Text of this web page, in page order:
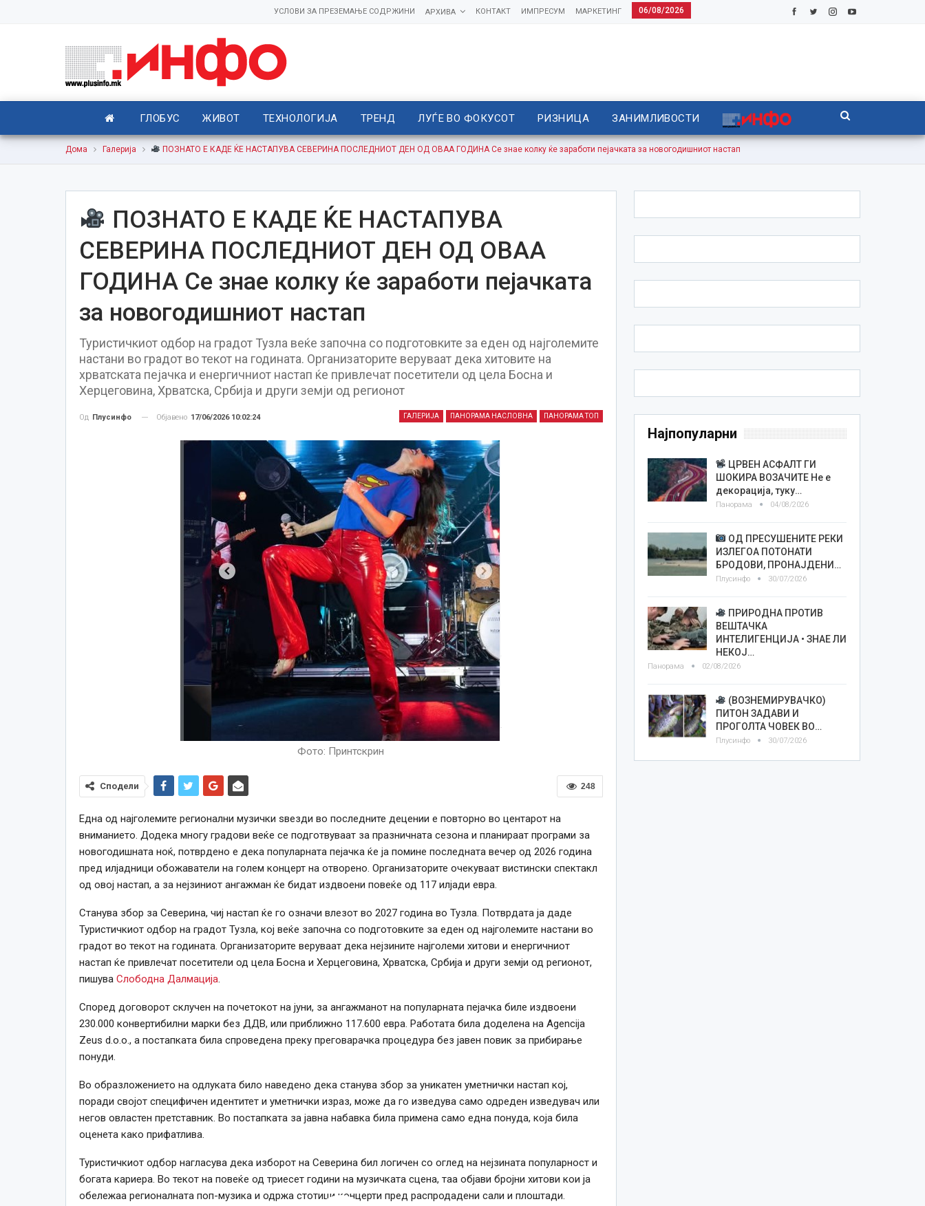
06/08/2026
МАРКЕТИНГ
ИМПРЕСУМ
КОНТАКТ
АРХИВА
УСЛОВИ ЗА ПРЕЗЕМАЊЕ СОДРЖИНИ
ГЛОБУС ЖИВОТ ТЕХНОЛОГИЈА ТРЕНД ЛУЃЕ ВО ФОКУСОТ РИЗНИЦА ЗАНИМЛИВОСТИ
Дома Галерија ПOЗНАТО Е КАДЕ ЌЕ НАСТАПУВА СЕВЕРИНА ПОСЛЕДНИОТ ДЕН ОД ОВАА ГОДИНА Се знае колку ќе заработи пејачката за новогодишниот настап
ПOЗНАТО Е КАДЕ ЌЕ НАСТАПУВА
СЕВЕРИНА ПОСЛЕДНИОТ ДЕН ОД ОВАА
ГОДИНА Се знае колку ќе заработи пејачката
за новогодишниот настап
Туристичкиот одбор на градот Тузла веќе започна со подготовките за еден од најголемите
настани во градот во текот на годината. Организаторите веруваат дека хитовите на
хрватската пејачка и енергичниот настап ќе привлечат посетители од цела Босна и
Херцеговина, Хрватска, Србија и други земји од регионот
ГАЛЕРИЈА ПАНОРАМА НАСЛОВНА ПАНОРАМА ТОП
Од Плусинфо Објавено 17/06/2026 10:02:24
Фото: Принтскрин
248
Сподели
Една од најголемите регионални музички ѕвезди во последните децении е повторно во центарот на
вниманието. Додека многу градови веќе се подготвуваат за празничната сезона и планираат програми за
новогодишната ноќ, потврдено е дека популарната пејачка ќе ја помине последната вечер од 2026 година
пред илјадници обожаватели на голем концерт на отворено. Организаторите очекуваат вистински спектакл
од овој настап, а за нејзиниот ангажман ќе бидат издвоени повеќе од 117 илјади евра.
Станува збор за Северина, чиј настап ќе го означи влезот во 2027 година во Тузла. Потврдата ја даде
Туристичкиот одбор на градот Тузла, кој веќе започна со подготовките за еден од најголемите настани во
градот во текот на годината. Организаторите веруваат дека нејзините најголеми хитови и енергичниот
настап ќе привлечат посетители од цела Босна и Херцеговина, Хрватска, Србија и други земји од регионот,
пишува Слободна Далмација
Според договорот склучен на почетокот на јуни, за ангажманот на популарната пејачка биле издвоени
230.000 конвертибилни марки без ДДВ, или приближно 117.600 евра. Работата била доделена на Agencija
Zeus d.o.o., а постапката била спроведена преку преговарачка процедура без јавен повик за прибирање
понуди.
Во образложението на одлуката било наведено дека станува збор за уникатен уметнички настап кој,
поради својот специфичен идентитет и уметнички израз, може да го изведува само одреден изведувач или
негов овластен претставник. Во постапката за јавна набавка била примена само една понуда, која била
оценета како прифатлива.
Туристичкиот одбор нагласува дека изборот на Северина бил логичен со оглед на нејзината популарност и
богата кариера. Во текот на повеќе од триесет години на музичката сцена, таа објави бројни хитови кои ја
обележаа регионалната поп-музика и одржа стотици концерти пред распродадени сали и плоштади.
Најпопуларни
ЦРВЕН АСФАЛТ ГИ
ШОКИРА ВОЗАЧИТЕ Не е
декорација, туку…
Панорама 04/08/2026
ОД ПРЕСУШЕНИТЕ РЕКИ
ИЗЛЕГОА ПОТОНАТИ
БРОДОВИ, ПРОНАЈДЕНИ…
Плусинфо 30/07/2026
ПРИРОДНА ПРОТИВ
ВЕШТАЧКА
ИНТЕЛИГЕНЦИЈА • ЗНАЕ ЛИ
НЕКОЈ…
Панорама 02/08/2026
(ВОЗНЕМИРУВАЧКО)
ПИТОН ЗАДАВИ И
ПРОГОЛТА ЧОВЕК ВО…
Плусинфо 30/07/2026